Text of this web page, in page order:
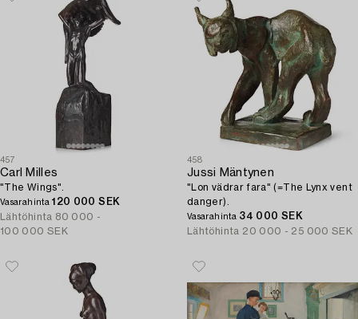
457
Carl Milles
"The Wings".
Vasarahinta120 000 SEK
Lähtöhinta 80 000 -
100 000 SEK
458
Jussi Mäntynen
"Lon vädrar fara" (=The Lynx vent
danger).
Vasarahinta 34 000 SEK
Lähtöhinta 20 000 - 25 000 SEK